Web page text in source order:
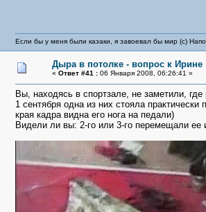
Если бы у меня были казаки, я завоевал бы мир (с)
Дыра в потолке - вопрос к Ирине
« Ответ #41 : 06 Января 2008, 06:26:41 »
Вы, находясь в спортзале, не заметили,
1 сентября одна из них стояла
края кадра видна его нога на педали)
Видели ли вы: 2-го или 3-го перемещали ее